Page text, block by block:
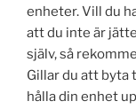
enheter. Vill du
att du inte är
själv, så
Gillar du att byta
hålla din enhet